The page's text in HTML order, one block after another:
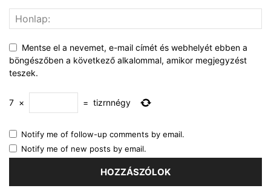
Mentse el a nevemet, e-mail címét és webhelyét ebben a
böngészőben a következő alkalommal, amikor megjegyzést
teszek.
7 × = tizrnnégy
Notify me of follow-up comments by email.
Notify me of new posts by email.